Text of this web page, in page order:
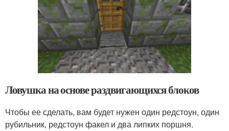
Ловушка на основе раздвигающихся блоков
Чтобы ее сделать, вам будет нужен один редстоун, один
рубильник, редстоун факел и два липких поршня.